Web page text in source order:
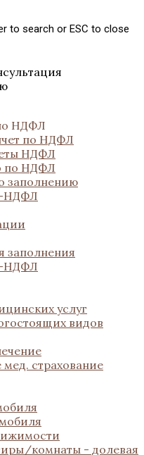
to search or ESC to close
НДФЛ
по НДФЛ
НДФЛ
по НДФЛ
заполнению
НДФЛ
заполнения
НДФЛ
услуг
видов
страхование
комнаты - долевая